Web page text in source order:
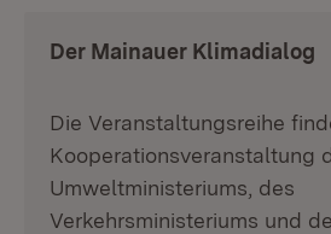
Der Mainauer Klimadialog
Die Veranstaltungsreihe
Kooperationsveranstaltung
Umweltministeriums, des
Verkehrsministeriums und